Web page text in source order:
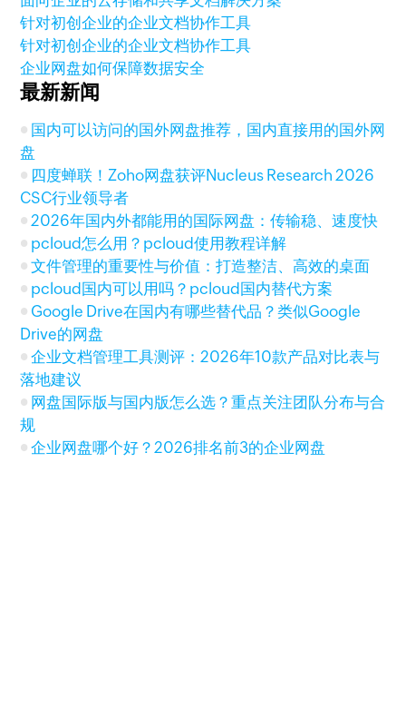
针对初创企业的企业文档协作工具
针对初创企业的企业文档协作工具
企业网盘如何保障数据安全
最新新闻
国内可以访问的国外网盘推荐，国内直接用的国外网
盘
四度蝉联！Zoho网盘获评Nucleus Research 2026
CSC行业领导者
2026年国内外都能用的国际网盘：传输稳、速度快
pcloud怎么用？pcloud使用教程详解
文件管理的重要性与价值：打造整洁、高效的桌面
pcloud国内可以用吗？pcloud国内替代方案
Google Drive在国内有哪些替代品？类似Google
Drive的网盘
企业文档管理工具测评：2026年10款产品对比表与
落地建议
网盘国际版与国内版怎么选？重点关注团队分布与合
规
企业网盘哪个好？2026排名前3的企业网盘